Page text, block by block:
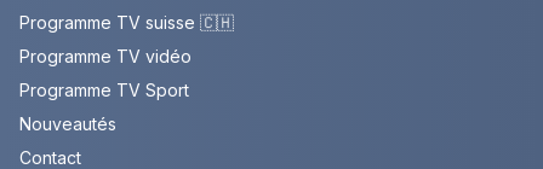
Programme TV suisse 🇨🇭
Programme TV vidéo
Programme TV Sport
Nouveautés
Contact